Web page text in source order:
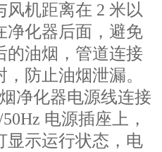
风机距离在 2 米以
净化器后面，避免
的油烟，管道连接
防止油烟泄漏。
净化器电源线连接
电源插座上，
显示运行状态，电